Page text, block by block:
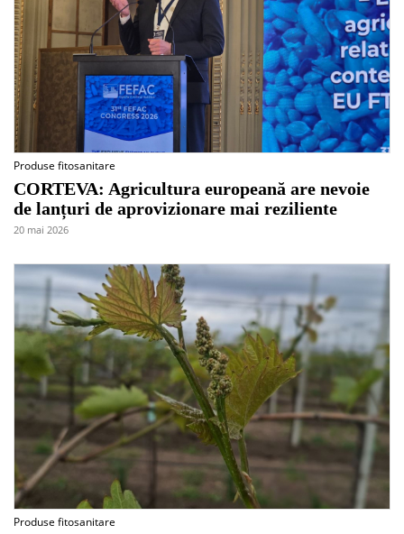
Produse fitosanitare
CORTEVA: Agricultura europeană are nevoie
de lanțuri de aprovizionare mai reziliente
20 mai 2026
Produse fitosanitare